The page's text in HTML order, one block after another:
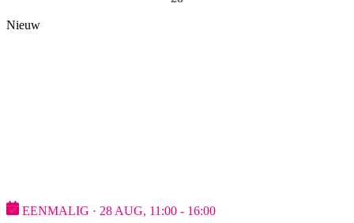
Nieuw
EENMALIG · 28 AUG, 11:00 - 16:00